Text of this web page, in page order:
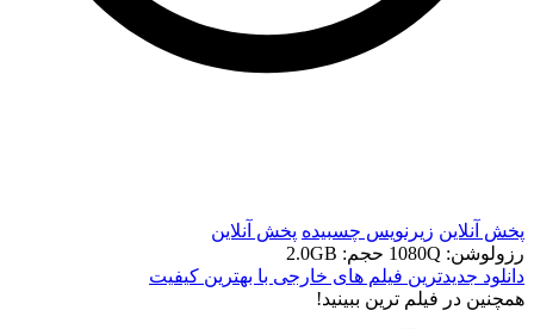
پخش آنلاین زیرنویس چسبیده پخش آنلاین
رزولوشن: 1080Q
حجم: 2.0GB
دانلود جدیدترین فیلم های خارجی با بهترین کیفیت
همچنين در فيلم ترين ببينيد!